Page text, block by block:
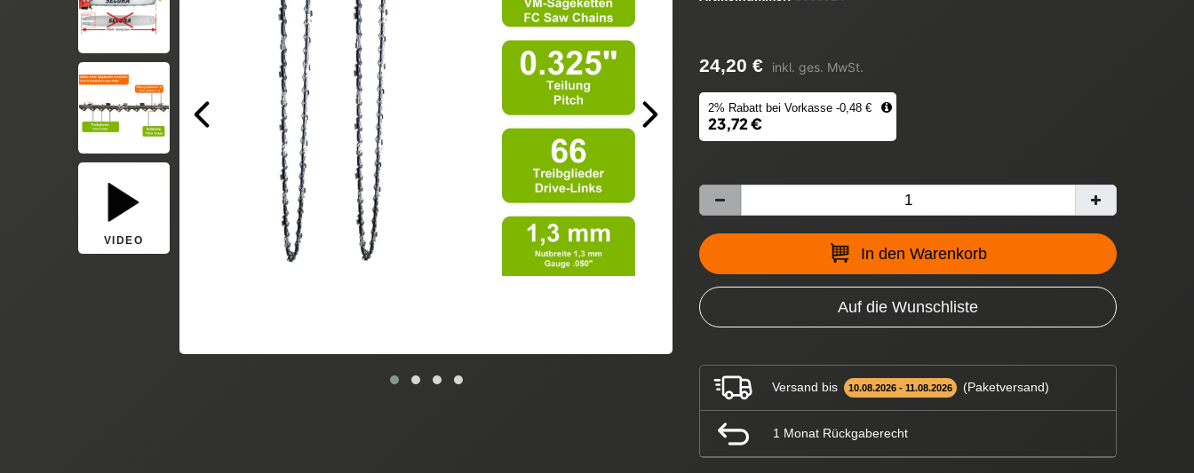
VIDEO
24,20 € inkl. ges. MwSt.
2% Rabatt bei Vorkasse -0,48 €
23,72 €
In den Warenkorb
Auf die Wunschliste
Versand bis 10.08.2026 - 11.08.2026 (Paketversand)
1 Monat Rückgaberecht